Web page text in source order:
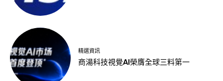
精選資訊
商湯科技視覺AI榮膺全球三料第一